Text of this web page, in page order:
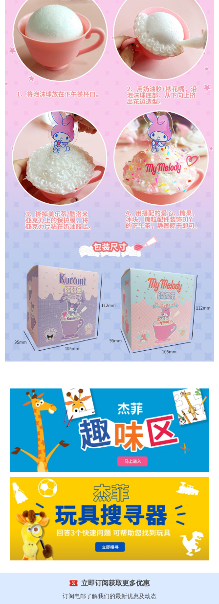
立即订阅获取更多优惠
订阅电邮了解我们的最新优惠及动态